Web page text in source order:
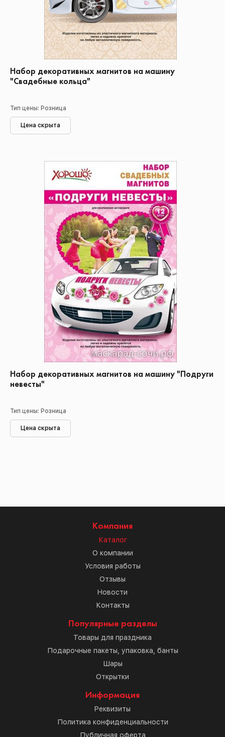
Набор декоративных магнитов на машину
"Свадебные кольца"
Тип цены: Розница
Цена скрыта
Набор декоративных магнитов на машину "Подруги
невесты"
Тип цены: Розница
Цена скрыта
Компания
Каталог
О компании
Условия работы
Отзывы
Новости
Контакты
Популярные разделы
Товары для праздника
Подарочные пакеты, упаковка, банты
Шары
Открытки
Информация
Реквизиты
Политика конфиденциальности
Публичная оферта